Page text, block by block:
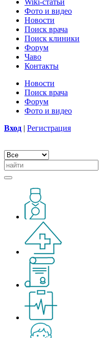
Wiki-статьи
Фото и видео
Новости
Поиск врача
Поиск клиники
Форум
Чаво
Контакты
Новости
Поиск врача
Форум
Фото и видео
Вход | Регистрация